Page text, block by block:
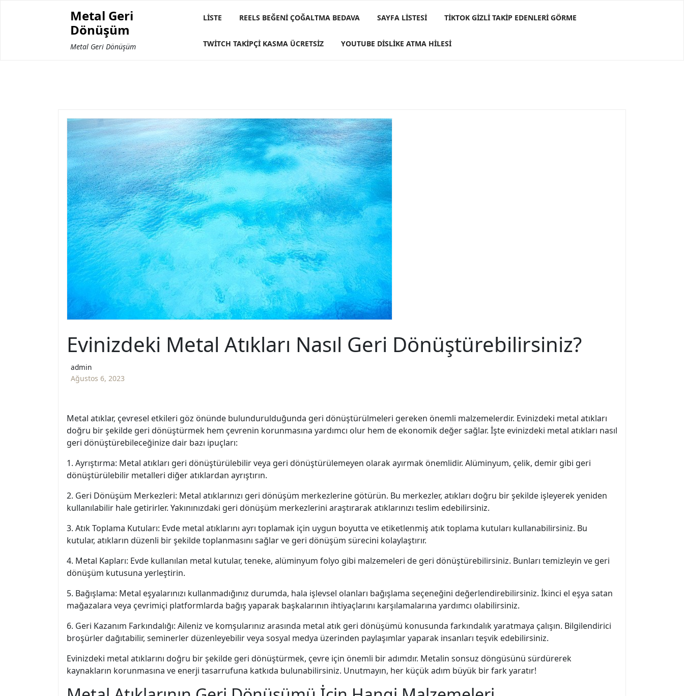
Metal Geri
Dönüşüm
Metal Geri Dönüşüm
LISTE REELS BEĞENI ÇOĞALTMA BEDAVA SAYFA LISTESI TIKTOK GIZLI TAKIP EDENLERI GÖRME
TWITCH TAKIPÇI KASMA ÜCRETSIZ YOUTUBE DISLIKE ATMA HILESI
Evinizdeki Metal Atıkları Nasıl Geri Dönüştürebilirsiniz?
admin
Ağustos 6, 2023
Metal atıklar, çevresel etkileri göz önünde bulundurulduğunda geri dönüştürülmeleri gereken önemli malzemelerdir. Evinizdeki metal atıkları
doğru bir şekilde geri dönüştürmek hem çevrenin korunmasına yardımcı olur hem de ekonomik değer sağlar. İşte evinizdeki metal atıkları nasıl
geri dönüştürebileceğinize dair bazı ipuçları:
1. Ayrıştırma: Metal atıkları geri dönüştürülebilir veya geri dönüştürülemeyen olarak ayırmak önemlidir. Alüminyum, çelik, demir gibi geri
dönüştürülebilir metalleri diğer atıklardan ayrıştırın.
2. Geri Dönüşüm Merkezleri: Metal atıklarınızı geri dönüşüm merkezlerine götürün. Bu merkezler, atıkları doğru bir şekilde işleyerek yeniden
kullanılabilir hale getirirler. Yakınınızdaki geri dönüşüm merkezlerini araştırarak atıklarınızı teslim edebilirsiniz.
3. Atık Toplama Kutuları: Evde metal atıklarını ayrı toplamak için uygun boyutta ve etiketlenmiş atık toplama kutuları kullanabilirsiniz. Bu
kutular, atıkların düzenli bir şekilde toplanmasını sağlar ve geri dönüşüm sürecini kolaylaştırır.
4. Metal Kapları: Evde kullanılan metal kutular, teneke, alüminyum folyo gibi malzemeleri de geri dönüştürebilirsiniz. Bunları temizleyin ve geri
dönüşüm kutusuna yerleştirin.
5. Bağışlama: Metal eşyalarınızı kullanmadığınız durumda, hala işlevsel olanları bağışlama seçeneğini değerlendirebilirsiniz. İkinci el eşya satan
mağazalara veya çevrimiçi platformlarda bağış yaparak başkalarının ihtiyaçlarını karşılamalarına yardımcı olabilirsiniz.
6. Geri Kazanım Farkındalığı: Aileniz ve komşularınız arasında metal atık geri dönüşümü konusunda farkındalık yaratmaya çalışın. Bilgilendirici
broşürler dağıtabilir, seminerler düzenleyebilir veya sosyal medya üzerinden paylaşımlar yaparak insanları teşvik edebilirsiniz.
Evinizdeki metal atıklarını doğru bir şekilde geri dönüştürmek, çevre için önemli bir adımdır. Metalin sonsuz döngüsünü sürdürerek
kaynakların korunmasına ve enerji tasarrufuna katkıda bulunabilirsiniz. Unutmayın, her küçük adım büyük bir fark yaratır!